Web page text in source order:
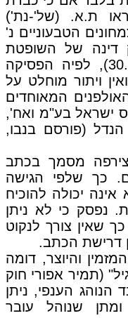
בעמ' 549; וראו ת.א. (של'-נת')
הטבעוניים נ'
פס' 8 לפסק דינה של השופטת
אברמוביץ-קולנדר (נבו, 30.10.06), לפיה הפסיקה
ויתור מוחלט על
הכתב; ע"א 4600/08 האולפנים המאוחדים
ישראל בע"מ ואח',
הנדל (פורסם בנבו,
צירפה מסמך בכתב
כך שלפי הגישה
יכולה להוכיח
נפסק כי לא ניתן
שאין צורך לנקוט
דרישת הכתב.
והיוצר, דומה
(תמיר אפורי חוק
(2012)). מלבד הנוהג הענפי, ניתן
שנוהל עובר